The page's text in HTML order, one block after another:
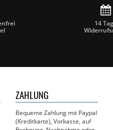
14
ZAHLUNG
Bequeme Zahlung mit Paypal
(Kreditkarte), Vorkasse, auf